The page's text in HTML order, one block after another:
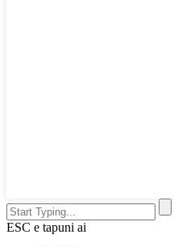
ESC e tapuni ai